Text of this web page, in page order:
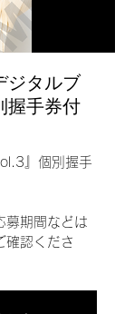
ジタルブ
握手券付
』個別握手
募期間などは
確認くださ